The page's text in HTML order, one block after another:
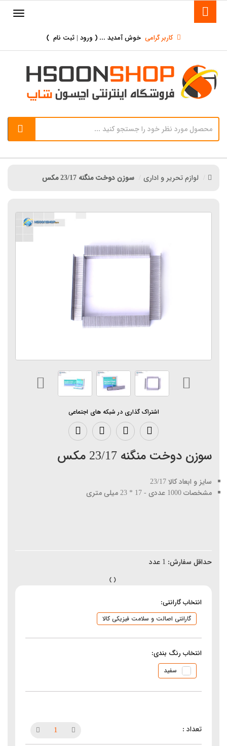
کاربر گرامی خوش آمدید ... ( ورود | ثبت نام )
لوازم تحریر و اداری سوزن دوخت منگنه 23/17 مکس
اشتراک گذاری در شبکه های اجتماعی
سوزن دوخت منگنه 23/17 مکس
سایز و ابعاد کالا 23/17
مشخصات 1000 عددی - 17 * 23 میلی متری
حداقل سفارش: 1 عدد
انتخاب گارانتی:
گارانتی اصالت و سلامت فیزیکی کالا
انتخاب رنگ بندی:
سفید